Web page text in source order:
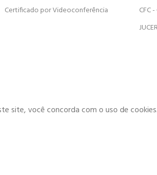
Certificado por Videoconferência
CFC
site, você concorda com o uso de cookies.